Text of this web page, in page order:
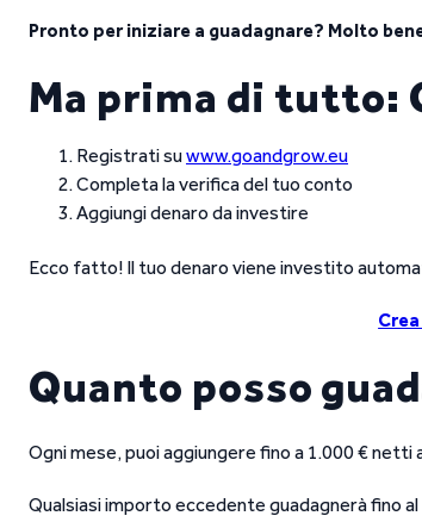
Pronto per iniziare a guadagnare? Molto
Ma prima di tutto:
Registrati suwww.goandgrow.eu
Completa la verifica del tuo conto
Aggiungi denaro da investire
Ecco fatto! Il tuo denaro viene investito
Quanto posso
Ogni mese, puoi aggiungere fino a 1.000 € netti
Qualsiasi importo eccedente guadagnerà fino al